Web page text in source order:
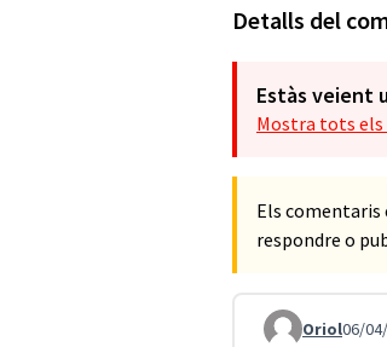
Detalls del
Estàs veient
Mostra tots
Els
respondre o
Comentari
Oriol06/